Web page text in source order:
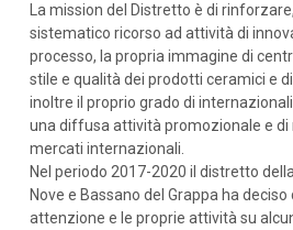
La mission del Distretto è di
sistematico ricorso ad attività di
processo, la propria immagine di
stile e qualità dei prodotti ceramici e
inoltre il proprio grado di
una diffusa attività promozionale e di
mercati internazionali.
Nel periodo 2017-2020 il distretto
Nove e Bassano del Grappa ha
attenzione e le proprie attività su